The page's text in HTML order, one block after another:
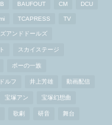
BAUFOUT CM DCU
TCAPRESS TV
アンドドールズ
スカイステージ
ポーの一族
ルフ 井上芳雄 動画配信
宝塚アン 宝塚幻想曲
歌劇 研音 舞台